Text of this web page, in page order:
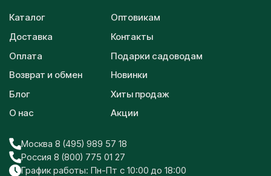
Каталог
Доставка
Оплата
Возврат и обмен
Блог
О нас
Оптовикам
Контакты
Подарки садоводам
Новинки
Хиты продаж
Акции
Москва 8 (495) 989 57 18
Россия 8 (800) 775 01 27
График работы: Пн-Пт с 10:00 до 18:00